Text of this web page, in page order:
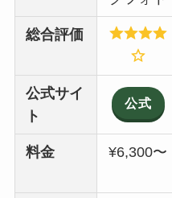
総合評価
公式サイ
ト
公式
料金 ¥6,300〜